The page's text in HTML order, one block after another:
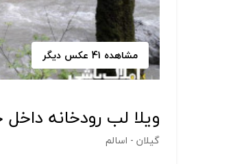
مشاهده 41 عکس دیگر
ویلا لب رودخانه
گیلان - اسالم